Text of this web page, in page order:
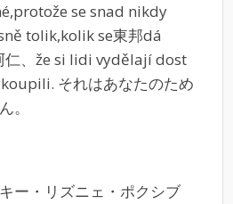
se snad nikdy
tolik,kolik se東邦dá
、že si lidi vydělají dost
それはあなたのため
。
ー・リズニェ・ポクシブ